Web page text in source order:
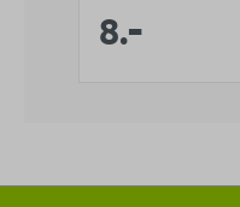
8.-